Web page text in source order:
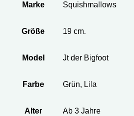
Marke Squishmallows
Größe 19 cm.
Model Jt der Bigfoot
Farbe Grün, Lila
Alter Ab 3 Jahre